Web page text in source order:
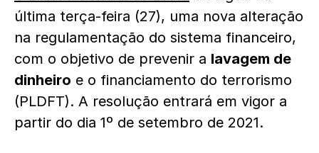
última terça-feira (27), uma nova alteração
na regulamentação do sistema financeiro,
com o objetivo de prevenir a lavagem de
dinheiro e o financiamento do terrorismo
(PLDFT). A resolução entrará em vigor a
partir do dia 1º de setembro de 2021.